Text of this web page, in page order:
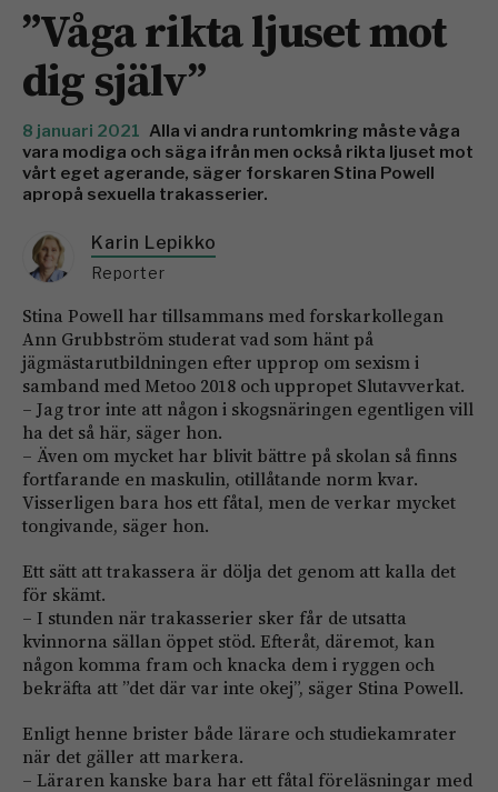
”Våga rikta ljuset mot
dig själv”
8 januari 2021 Alla vi andra runtomkring måste våga
vara modiga och säga ifrån men också rikta ljuset mot
vårt eget agerande, säger forskaren Stina Powell
apropå sexuella trakasserier.
Karin Lepikko
Reporter
Stina Powell har tillsammans med forskarkollegan
Ann Grubbström studerat vad som hänt på
jägmästarutbildningen efter upprop om sexism i
samband med Metoo 2018 och uppropet Slutavverkat.
– Jag tror inte att någon i skogsnäringen egentligen vill
ha det så här, säger hon.
– Även om mycket har blivit bättre på skolan så finns
fortfarande en maskulin, otillåtande norm kvar.
Visserligen bara hos ett fåtal, men de verkar mycket
tongivande, säger hon.
Ett sätt att trakassera är dölja det genom att kalla det
för skämt.
– I stunden när trakasserier sker får de ut­satta
kvinnorna sällan öppet stöd. Efteråt, däremot, kan
någon komma fram och knacka dem i ryggen och
bekräfta att ”det där var inte okej”, säger Stina Powell.
Enligt henne brister både lärare och studiekamrater
när det gäller att markera.
– Läraren kanske bara har ett fåtal föreläsningar med